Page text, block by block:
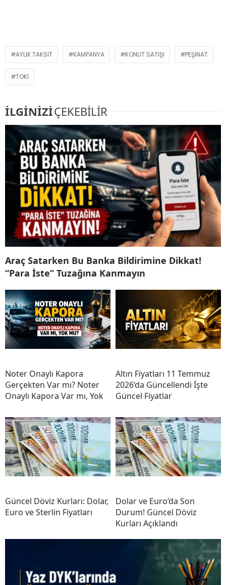
AYLIK TAKSIT KAMPANYA KONUT SATIŞI PEŞINAT
TOKI
İLGİNİZİÇEKEBİLİR
Araç Satarken Bu Banka Bildirimine Dikkat!
“Para İste” Tuzağına Kanmayın
Noter Onaylı Kapora
Gerçekten Var mı? Noter
Onaylı Kapora Var mı, Yok
Altın Fiyatları 11 Temmuz
2026’da Güncellendi İşte
Güncel Fiyatlar
Güncel Döviz Kurları: Dolar,
Euro ve Sterlin Fiyatları
Dolar ve Euro’da Son
Durum! Güncel Döviz
Kurları Açıklandı